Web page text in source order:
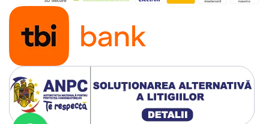
Termosistem Decorativ
Brâuri Decorative
Scafe pentru Led
Cornișe
Plinte
Panouri Decorative 3D
Accesorii Montaj
Glafuri